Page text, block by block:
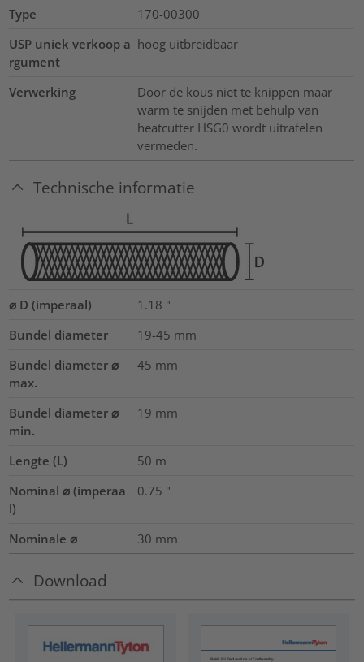
Type
170-00300
USP uniek verkoop a
rgument
hoog uitbreidbaar
Verwerking
Door de kous niet te knippen maar
warm te snijden met behulp van
heatcutter HSG0 wordt uitrafelen
vermeden.
Technische informatie
⌀ D (imperaal) 1.18 "
Bundel diameter
19-45 mm
Bundel diameter ⌀
max.
45 mm
Bundel diameter ⌀
min.
19 mm
Lengte (L) 50 m
Nominal ⌀ (imperaa
l)
0.75 "
Nominale ⌀ 30 mm
Download